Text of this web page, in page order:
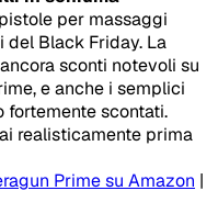
per massaggi
del Black Friday. La
sconti notevoli su
e anche i semplici
fortemente scontati.
realisticamente prima
Prime su Amazon |